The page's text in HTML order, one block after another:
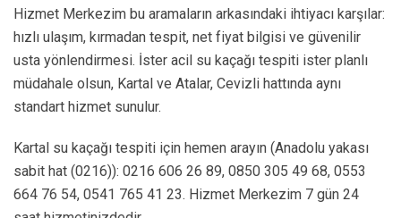
Hizmet Merkezim bu aramaların arkasındaki ihtiyacı karşılar:
hızlı ulaşım, kırmadan tespit, net fiyat bilgisi ve güvenilir
usta yönlendirmesi. İster acil su kaçağı tespiti ister planlı
müdahale olsun, Kartal ve Atalar, Cevizli hattında aynı
standart hizmet sunulur.
Kartal su kaçağı tespiti için hemen arayın (Anadolu yakası
sabit hat (0216)): 0216 606 26 89, 0850 305 49 68, 0553
664 76 54, 0541 765 41 23. Hizmet Merkezim 7 gün 24